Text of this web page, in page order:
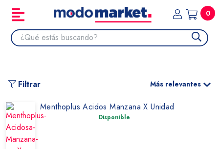
0
Filtrar Más relevantes
Menthoplus Acidos Manzana X Unidad
Disponible